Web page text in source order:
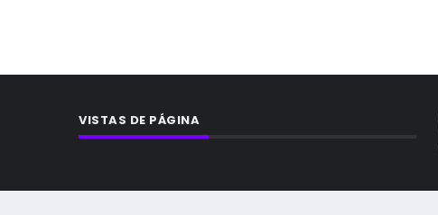
VISTAS DE PÁGINA